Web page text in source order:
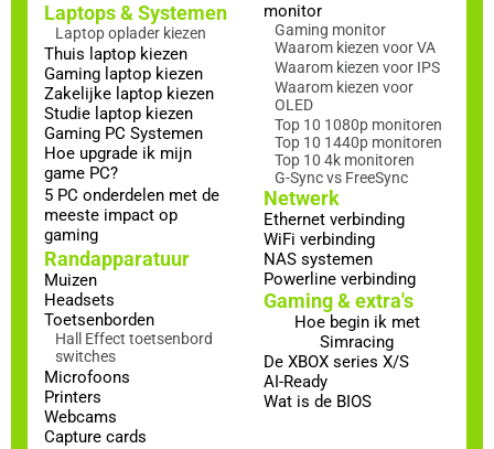
Laptops & Systemen
Laptop oplader kiezen
Thuis laptop kiezen
Gaming laptop kiezen
Zakelijke laptop kiezen
Studie laptop kiezen
Gaming PC Systemen
Hoe upgrade ik mijn
game PC?
5 PC onderdelen met de
meeste impact op
gaming
Randapparatuur
Muizen
Headsets
Toetsenborden
Hall Effect toetsenbord
switches
Microfoons
Printers
Webcams
Capture cards
monitor
Gaming monitor
Waarom kiezen voor VA
Waarom kiezen voor IPS
Waarom kiezen voor
OLED
Top 10 1080p monitoren
Top 10 1440p monitoren
Top 10 4k monitoren
G-Sync vs FreeSync
Netwerk
Ethernet verbinding
WiFi verbinding
NAS systemen
Powerline verbinding
Gaming & extra's
Hoe begin ik met
Simracing
De XBOX series X/S
AI-Ready
Wat is de BIOS